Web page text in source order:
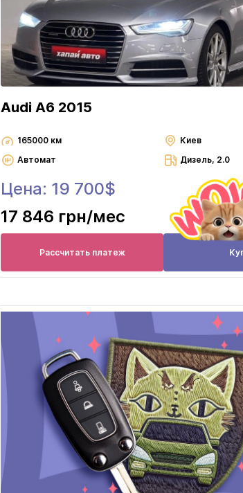
Audi A6 2015
165000 км
Киев
Автомат
Дизель, 2.0
Цена: 19 700$
17 846 грн/мес
Рассчитать платеж